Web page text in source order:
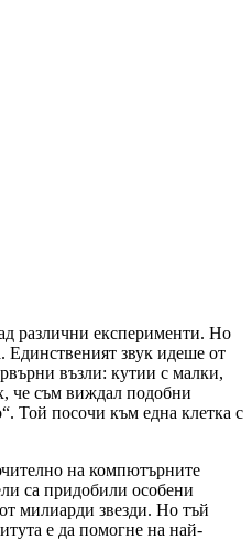
различни експерименти. Но
Единственият звук идеше от
възли: кутии с малки,
че съм виждал подобни
Той посочи към една клетка с
на компютърните
са придобили особени
милиарди звезди. Но тъй
е да помогне на най-